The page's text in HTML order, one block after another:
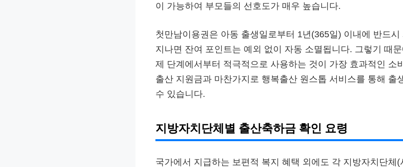
이 가능하여 부모들의 선호도가 매우 높습니다.
첫만남이용권은 아동 출생일로부터 1년(365일) 이내에 반드
지나면 잔여 포인트는 예외 없이 자동 소멸됩니다. 그렇기 때
제 단계에서부터 적극적으로 사용하는 것이 가장 효과적인 소
출산 지원금과 마찬가지로 행복출산 원스톱 서비스를 통해 출
수 있습니다.
지방자치단체별 출산축하금 확인 요령
국가에서 지급하는 보편적 복지 혜택 외에도 각 지방자치단체(